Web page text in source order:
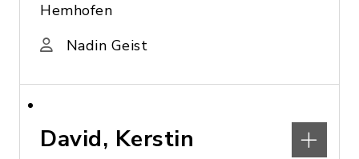
Hemhofen
Nadin Geist
David, Kerstin